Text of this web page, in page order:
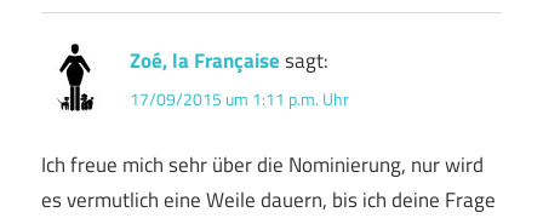
Zoé, la Françaisesagt:
17/09/2015 um 1:11 p.m. Uhr
Ich freue mich sehr über die Nominierung, nur wird
es vermutlich eine Weile dauern, bis ich deine Frage